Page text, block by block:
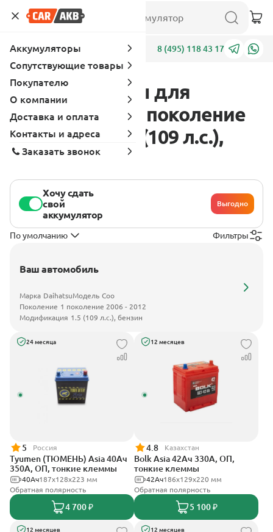
Адреса 8 (495) 118 43 17
Аккумуляторы для
Daihatsu Coo 1 поколение
2006 - 2012 1.5 (109 л.с.),
бензин
Хочу сдать
свой
аккумулятор
Выгодно
По умолчанию Фильтры
Ваш автомобиль
Марка DaihatsuМодель Coo
Поколение 1 поколение 2006 - 2012
Модификация 1.5 (109 л.с.), бензин
24 месяца
5 Россия
Tyumen (ТЮМЕНЬ) Asia 40Ач
350А, ОП, тонкие клеммы
187х128х223 мм
40Ач
Обратная полярность
4 700 ₽
12 месяцев
4.8 Казахстан
Bolk Asia 42Ач 330А, ОП,
тонкие клеммы
186х129х220 мм
42Ач
Обратная полярность
5 100 ₽
12 месяцев 12 месяцев
Аккумуляторы
Сопутствующие товары
Покупателю
О компании
Доставка и оплата
Контакты и адреса
Заказать звонок